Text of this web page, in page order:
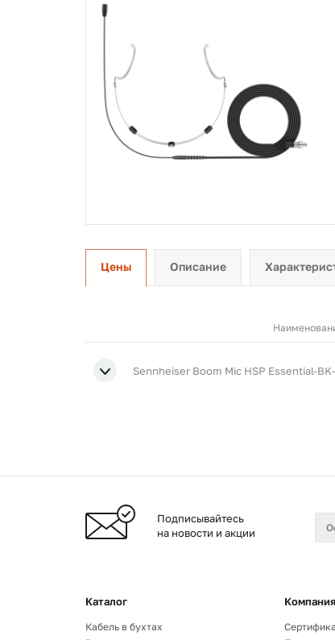
Цены Описание
Sennheiser Boom Mic HSP Essential-
Подписывайтесь
на новости и акции
Каталог Компания
Кабель в бухтах